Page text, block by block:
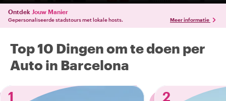
Ontdek Jouw Manier
Gepersonaliseerde stadstours met lokale hosts. Meer informatie
Top 10 Dingen om te doen per
Auto in Barcelona
1
2